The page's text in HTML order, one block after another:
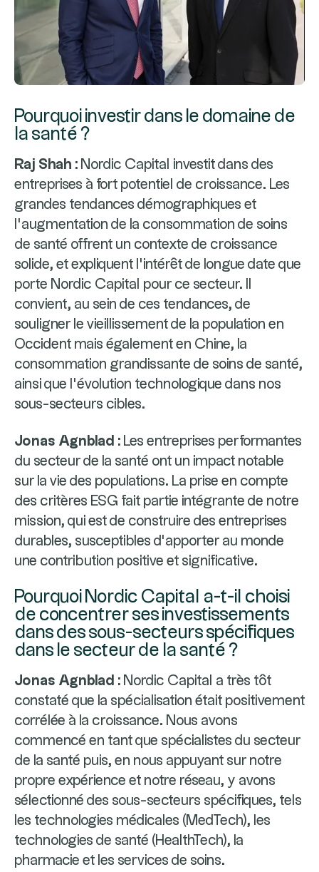
Pourquoi investir dans le domaine de
la santé ?
Raj Shah : Nordic Capital investit dans des
entreprises à fort potentiel de croissance. Les
grandes tendances démographiques et
l’augmentation de la consommation de soins
de santé offrent un contexte de croissance
solide, et expliquent l’intérêt de longue date que
porte Nordic Capital pour ce secteur. Il
convient, au sein de ces tendances, de
souligner le vieillissement de la population en
Occident mais également en Chine, la
consommation grandissante de soins de santé,
ainsi que l’évolution technologique dans nos
sous-secteurs cibles.
Jonas Agnblad : Les entreprises performantes
du secteur de la santé ont un impact notable
sur la vie des populations. La prise en compte
des critères ESG fait partie intégrante de notre
mission, qui est de construire des entreprises
durables, susceptibles d’apporter au monde
une contribution positive et significative.
Pourquoi Nordic Capital a-t-il choisi
de concentrer ses investissements
dans des sous-secteurs spécifiques
dans le secteur de la santé ?
Jonas Agnblad : Nordic Capital a très tôt
constaté que la spécialisation était positivement
corrélée à la croissance. Nous avons
commencé en tant que spécialistes du secteur
de la santé puis, en nous appuyant sur notre
propre expérience et notre réseau, y avons
sélectionné des sous-secteurs spécifiques, tels
les technologies médicales (MedTech), les
technologies de santé (HealthTech), la
pharmacie et les services de soins.